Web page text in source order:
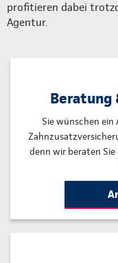
profitieren dabei
Agentur.
Beratung
Sie wünschen
denn wir beraten